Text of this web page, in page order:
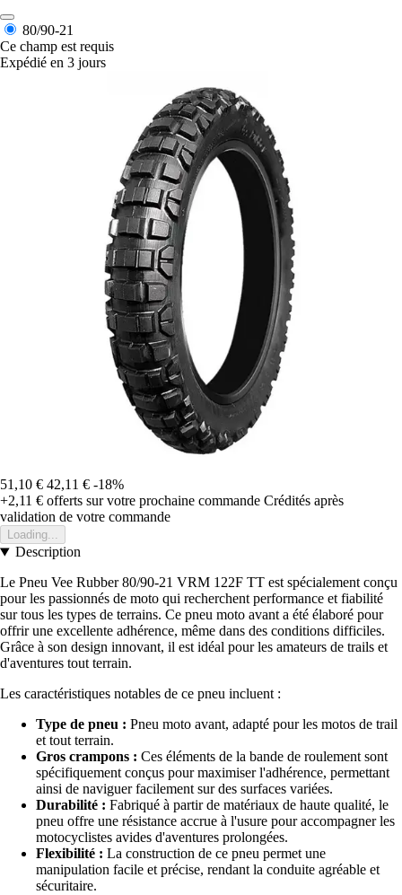
80/90-21
Ce champ est requis
Expédié en 3 jours
51,10 € 42,11 € -18%
+2,11 € offerts sur votre prochaine commande Crédités après
validation de votre commande
Loading...
Description
Le Pneu Vee Rubber 80/90-21 VRM 122F TT est spécialement conçu
pour les passionnés de moto qui recherchent performance et fiabilité
sur tous les types de terrains. Ce pneu moto avant a été élaboré pour
offrir une excellente adhérence, même dans des conditions difficiles.
Grâce à son design innovant, il est idéal pour les amateurs de trails et
d'aventures tout terrain.
Les caractéristiques notables de ce pneu incluent :
Type de pneu : Pneu moto avant, adapté pour les motos de trail
et tout terrain.
Gros crampons : Ces éléments de la bande de roulement sont
spécifiquement conçus pour maximiser l'adhérence, permettant
ainsi de naviguer facilement sur des surfaces variées.
Durabilité : Fabriqué à partir de matériaux de haute qualité, le
pneu offre une résistance accrue à l'usure pour accompagner les
motocyclistes avides d'aventures prolongées.
Flexibilité : La construction de ce pneu permet une
manipulation facile et précise, rendant la conduite agréable et
sécuritaire.